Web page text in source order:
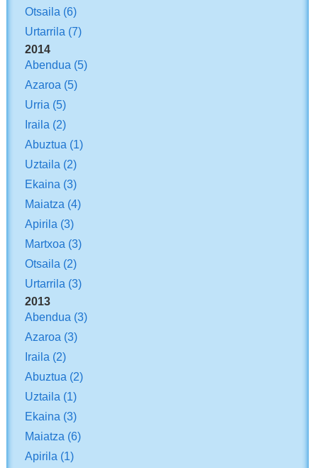
Otsaila (6)
Urtarrila (7)
2014
Abendua (5)
Azaroa (5)
Urria (5)
Iraila (2)
Abuztua (1)
Uztaila (2)
Ekaina (3)
Maiatza (4)
Apirila (3)
Martxoa (3)
Otsaila (2)
Urtarrila (3)
2013
Abendua (3)
Azaroa (3)
Iraila (2)
Abuztua (2)
Uztaila (1)
Ekaina (3)
Maiatza (6)
Apirila (1)